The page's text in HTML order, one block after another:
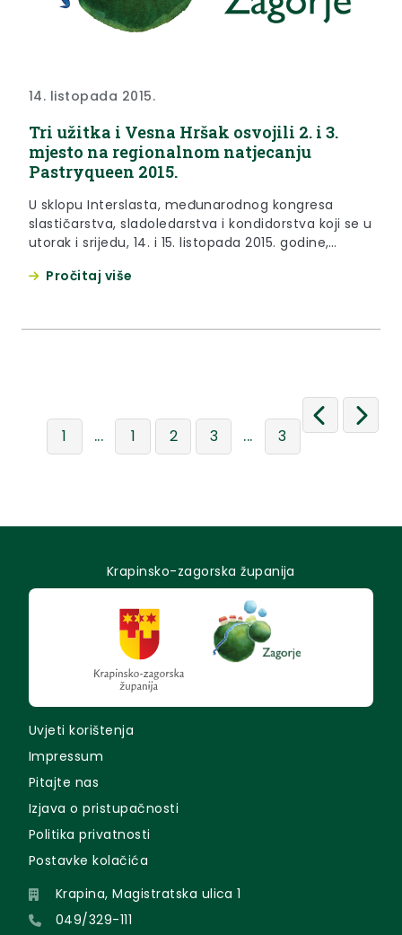
14. listopada 2015.
Tri užitka i Vesna Hršak osvojili 2. i 3.
mjesto na regionalnom natjecanju
Pastryqueen 2015.
U sklopu Interslasta, međunarodnog kongresa
slastičarstva, sladoledarstva i kondidorstva koji se u
utorak i srijedu, 14. i 15. listopada 2015. godine,
Pastry queen 2015. na kojem su izvrstan rezultat
Pročitaj više
1 ... 1 2 3 ... 3
Krapinsko-zagorska županija
Uvjeti korištenja
Impressum
Pitajte nas
Izjava o pristupačnosti
Politika privatnosti
Postavke kolačića
Krapina, Magistratska ulica 1
049/329-111